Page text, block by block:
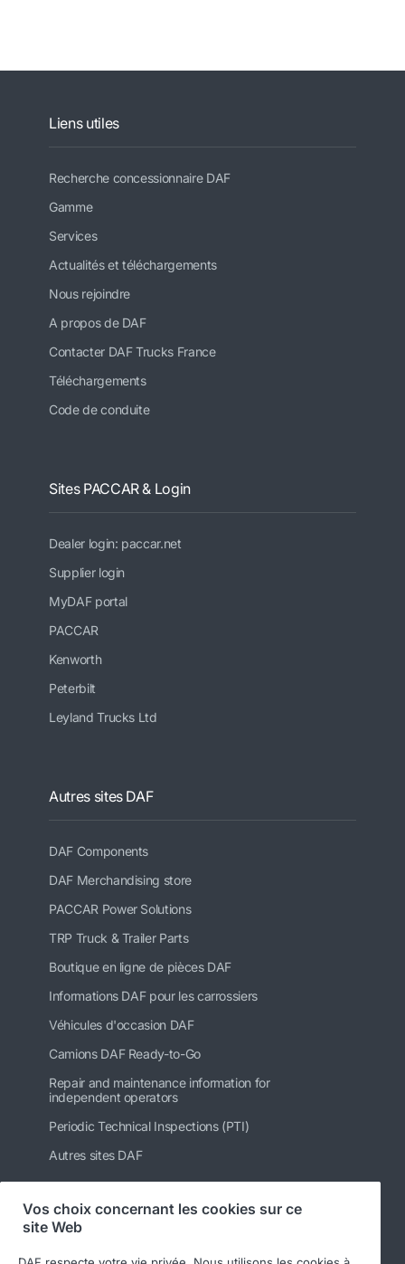
Liens utiles
Recherche concessionnaire DAF
Gamme
Services
Actualités et téléchargements
Nous rejoindre
A propos de DAF
Contacter DAF Trucks France
Téléchargements
Code de conduite
Sites PACCAR & Login
Dealer login: paccar.net
Supplier login
MyDAF portal
PACCAR
Kenworth
Peterbilt
Leyland Trucks Ltd
Autres sites DAF
DAF Components
DAF Merchandising store
PACCAR Power Solutions
TRP Truck & Trailer Parts
Boutique en ligne de pièces DAF
Informations DAF pour les carrossiers
Véhicules d'occasion DAF
Camions DAF Ready-to-Go
Repair and maintenance information for
independent operators
Periodic Technical Inspections (PTI)
Autres sites DAF
Suivez-nous
Vos choix concernant les cookies sur ce
site Web